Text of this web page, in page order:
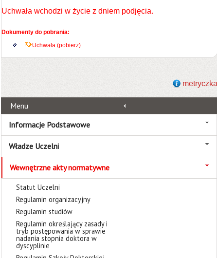
Uchwała wchodzi w życie z dniem podjęcia.
Dokumenty do pobrania:
Uchwała (pobierz)
metryczka
Menu
Informacje Podstawowe
Władze Uczelni
Wewnętrzne akty normatywne
Statut Uczelni
Regulamin organizacyjny
Regulamin studiów
Regulamin określający zasady i
tryb postępowania w sprawie
nadania stopnia doktora w
dyscyplinie